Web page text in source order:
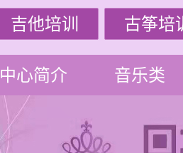
吉他培训 古筝培
中心简介 音乐类